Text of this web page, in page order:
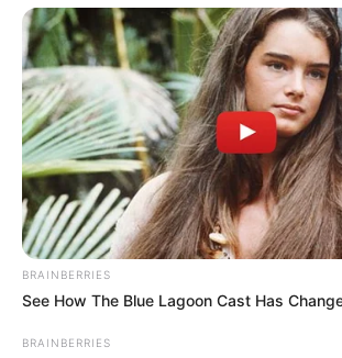
BRAINBERRIES
See How The Blue Lagoon Cast Has
BRAINBERRIES